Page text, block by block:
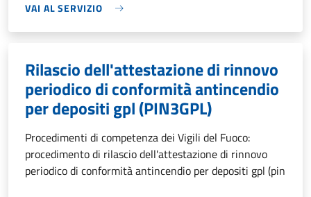
VAI AL SERVIZIO
Rilascio dell'attestazione di rinnovo
periodico di conformità antincendio
per depositi gpl (PIN3GPL)
Procedimenti di competenza dei Vigili del Fuoco:
procedimento di rilascio dell'attestazione di rinnovo
periodico di conformità antincendio per depositi gpl (pin